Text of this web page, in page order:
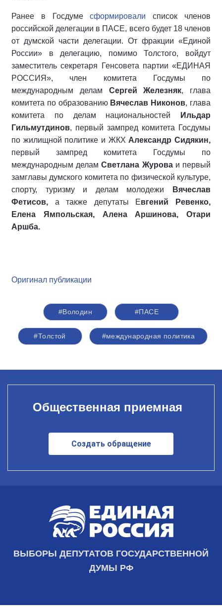
Ранее в Госдумесформировали список членов
российской делегации в ПАСЕ, всего будет 18 членов
от думской части делегации. От фракции «Единой
России» в делегацию, помимо Толстого, войдут
заместитель секретаря Генсовета партии «ЕДИНАЯ
РОССИЯ», член комитета Госдумы по
международным делам Сергей Железняк, глава
комитета по образованию Вячеслав Никонов, глава
комитета по делам национальностей
Ильдар
Гильмутдинов, первый зампред комитета Госдумы
по жилищной политике и ЖКХ Александр Сидякин,
первый зампред комитета Госдумы по
международным делам Светлана Журова и первый
замглавы думского комитета по физической культуре,
спорту, туризму и делам молодежи
Вячеслав
Фетисов, а также депутаты Евгений Ревенко,
Елена Ямпольская, Алена Аршинова, Отари
Аршба.
Оригинал публикации
#Володин #ПАСЕ
#Толстой #международная политика
Общественная приемная
Создать обращение
ВЫБОРЫ ДЕПУТАТОВ ГОСУДАРСТВЕННОЙ
ДУМЫ РФ